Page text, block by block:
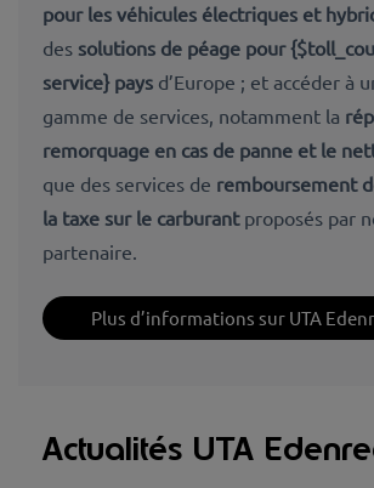
pour les véhicules électriques et
des solutions de péage pour
service} pays d’Europe ; et accéder à
gamme de services, notamment la
remorquage en cas de panne et le
que des services de remboursement
la taxe sur le carburant proposés par
partenaire.
Plus d’informations sur UTA
Actualités UTA